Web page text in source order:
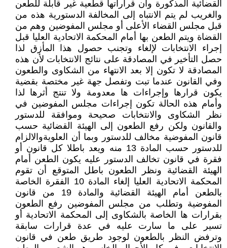
القضائية المذكورة وان قراراتها قطعية غير قابلة للطعن
والغريب لم يتم الانتباه إلى المخالفة الدستورية هذه من
قبل مجلس القضاء الأعلى أو مجلس المفوضين وهم من
القضاة ويتم الطعن بها أمام المحكمة الاتحادية العليا قبل
إجراء الانتخابات لإلغاء وتجنب حصول هذا المأزق لذا
حصل التأخير في المصادقة على نتائج الانتخابات لأن هذه
المصادقة لا تكون إلا بعد الانتهاء من الشكاوى والطعون
وفي القانون عندما تبت وتفصل جهة غير مختصة بقضية
يكون قرارها وإجراءات ها معدومة ولا تنتج أثرها لذا
وأمام هذه الحالة تكون إجراءات مجلس المفوضين في
نظر الشكاوى والانتخابات صحيحة وموافقة للدستور
والقانون ولكن رفع الطعون إلى الهيئة القضائية حسب
قانون المفوضية مخالف للدستور وبما أن العلويةوالالزام
للدستور حسب المادة 13 منه ويعد باطلا كل قانون أو
فقرة في قانون تخالف الدستور عليه يكون الطعن أمام
الهيئة القضائية ونظر الطعون باطل المتوقع أن تقوم
المحكمة الاتحادية العليا إلغاء المادة 10 الفقرة الخاصة
بالطعن أمام الهيئة القضائية والمادة 19 من قانون
المفوضية وتطلب من مجلس المفوضين رفع الطعون
بقرارات ها الخاصة بالشكاوى إلى المحكمة الاتحادية أو
تسير على ما سارت عليه في عدة قرارات سابقة
وترفض النظر بالطعون لوجود طريق طعن في قانون